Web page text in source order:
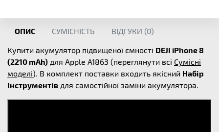
ОПИС СУМІСНІСТЬ ВІДГУКИ (0)
Купити акумулятор підвищеної ємності DEJI iPhone 8
(2210 mAh) для Apple A1863 (переглянути всі Сумісні
моделі). В комплект поставки входить якісний Набір
Інструментів для самостійної заміни акумулятора.